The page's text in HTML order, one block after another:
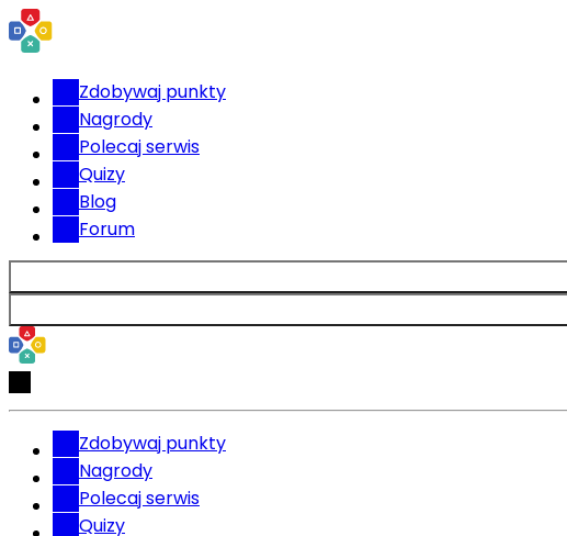
Zdobywaj punkty
Nagrody
Polecaj serwis
Quizy
Blog
Forum
Zdobywaj punkty
Nagrody
Polecaj serwis
Quizy